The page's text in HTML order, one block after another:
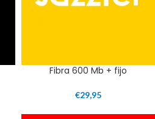
Fibra 600 Mb + fijo
€29,95